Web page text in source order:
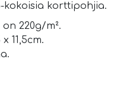
kokoisia korttipohjia.
220g/m².
11,5cm.